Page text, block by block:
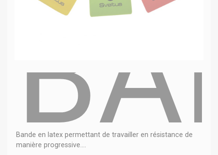
Bande en latex permettant de travailler en résistance de
manière progressive....